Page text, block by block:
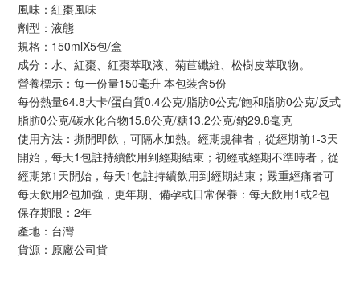
風味：紅棗風味
劑型：液態
規格：150mlX5包/盒
成分：水、紅棗、紅棗萃取液、菊苣纖維、松樹皮萃取物。
營養標示：每一份量150毫升 本包装含5份
每份熱量64.8大卡/蛋白質0.4公克/脂肪0公克/飽和脂肪0公克/反式
脂肪0公克/碳水化合物15.8公克/糖13.2公克/鈉29.8毫克
使用方法：撕開即飲，可隔水加熱。經期規律者，從經期前1-3天
開始，每天1包註持續飲用到經期結束；初經或經期不準時者，從
經期第1天開始，每天1包註持續飲用到經期結束；嚴重經痛者可
每天飲用2包加強，更年期、備孕或日常保養：每天飲用1或2包
保存期限：2年
產地：台灣
貨源：原廠公司貨